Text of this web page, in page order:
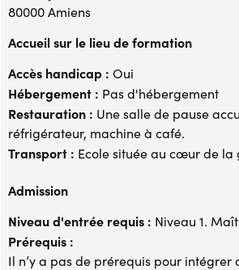
80000 Amiens
Accueil sur le lieu de formation
Accès handicap : Oui
Hébergement : Pas d'hébergement
Restauration : Une salle de pause
réfrigérateur, machine à café.
Transport : Ecole située au cœur de
Admission
Niveau d'entrée requis : Niveau 1.
Prérequis :
Il n’y a pas de prérequis pour intégrer